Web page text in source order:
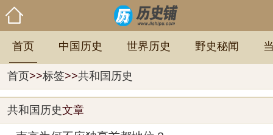
首页 中国历史 世界历史 野史秘闻
首页>>标签>>共和国历史
共和国历史文章